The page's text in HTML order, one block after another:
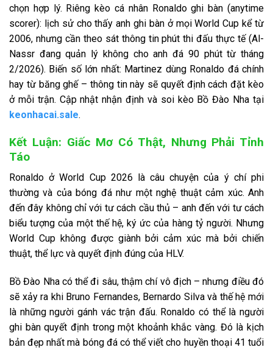
chọn hợp lý. Riêng kèo cá nhân Ronaldo ghi bàn (anytime
scorer): lịch sử cho thấy anh ghi bàn ở mọi World Cup kể từ
2006, nhưng cần theo sát thông tin phút thi đấu thực tế (Al-
Nassr đang quản lý không cho anh đá 90 phút từ tháng
2/2026). Biến số lớn nhất: Martinez dùng Ronaldo đá chính
hay từ băng ghế – thông tin này sẽ quyết định cách đặt kèo
ở mỗi trận. Cập nhật nhận định và soi kèo Bồ Đào Nha tại
keonhacai.sale.
Kết Luận: Giấc Mơ Có Thật, Nhưng Phải Tỉnh
Táo
Ronaldo ở World Cup 2026 là câu chuyện của ý chí phi
thường và của bóng đá như một nghệ thuật cảm xúc. Anh
đến đây không chỉ với tư cách cầu thủ – anh đến với tư cách
biểu tượng của một thế hệ, ký ức của hàng tỷ người. Nhưng
World Cup không được giành bởi cảm xúc mà bởi chiến
thuật, thể lực và quyết định đúng của HLV.
Bồ Đào Nha có thể đi sâu, thậm chí vô địch – nhưng điều đó
sẽ xảy ra khi Bruno Fernandes, Bernardo Silva và thế hệ mới
là những người gánh vác trận đấu. Ronaldo có thể là người
ghi bàn quyết định trong một khoảnh khắc vàng. Đó là kịch
bản đẹp nhất mà bóng đá có thể viết cho huyền thoại 41 tuổi